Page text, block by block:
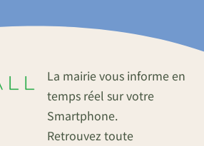
La mairie vous informe en
temps réel sur votre
Smartphone.
Retrouvez toute